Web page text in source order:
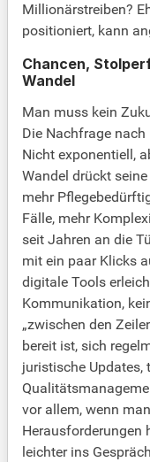
Millionärstreiben?
positioniert, kann
Chancen,
Wandel
Man muss kein
Die Nachfrage
Nicht exponentiell,
Wandel drückt
mehr
Fälle, mehr
seit Jahren an die
mit ein paar Klicks
digitale Tools
Kommunikation,
„zwischen den
bereit ist, sich
juristische
vor allem, wenn
Herausforderungen
leichter ins